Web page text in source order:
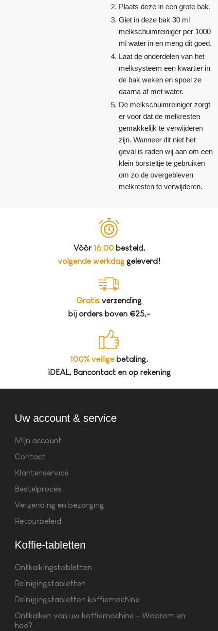
Plaats deze in een grote bak.
Giet in deze bak 30 ml
melkschuimreiniger per 1000
ml water in en meng dit goed.
Laat de onderdelen van het
melksysteem een kwartier in
de bak weken en spoel ze
daarna af met water.
De melkschuimreiniger zorgt
er voor dat de melkresten
gemakkelijk te verwijderen
zijn. Wanneer dit niet het
geval is raden wij aan om een
klein borsteltje te gebruiken
om zo de overgebleven
melkresten te verwijderen.
Vóór 16:00besteld,
volgende werkdaggeleverd!
Gratis verzending
bij orders boven €25,-
100% veiligebetaling,
iDEAL, Bancontact en op rekening
Uw account & service
Mijn account
Contact
Klantenservice
Bestelproces
Verzending en bezorging
Retourbeleid
Koffie-tabletten
Ontkalkingstabletten
Reinigingstabletten
Reinigingstabletten koffiemachine
Ontkalken van uw koffiemachine – Waarom en
hoe?